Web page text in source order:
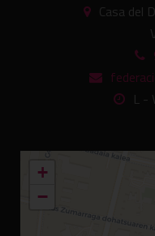
Casa del
L -
+
−